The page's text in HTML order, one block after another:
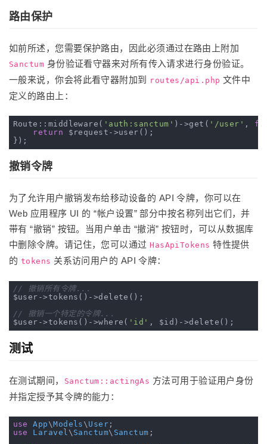
路由保护
如前所述，您需要保护路由，因此必须通过在路由上附加
Sanctum 身份验证看守器来对所有传入请求进行身份验证。
一般来说，你会将此看守器附加到
routes/api.php 文件中
定义的路由上：
Route::middleware( 'auth:sanctum' )->get( '/user' ,
return $request->user();
撤销令牌
为了允许用户撤销发布给移动设备的 API 令牌，你可以在
Web 应用程序 UI 的 “帐户设置” 部分中按名称列出它们，并
带有 “撤销” 按钮。当用户单击 “撤消” 按钮时，可以从数据库
中删除令牌。请记住，您可以通过HasApiTokens 特性提供
的 tokens 关系访问用户的 API 令牌：
// 撤销所有令牌...
$user->tokens()->delete();
// 撤销一个特定的令牌...
$user->tokens()->where( 'id'
测试
在测试期间， Sanctum::actingAs 方法可用于验证用户身份
并指定授予其令牌的能力：
use App \Models \ User
use
Laravel \ Sanctum\ Sanctum ;